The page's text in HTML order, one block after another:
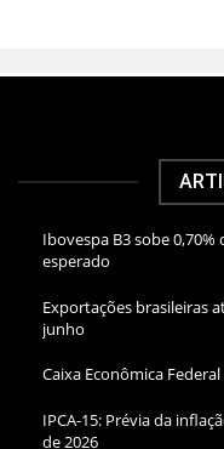
Ibovespa B3 sobe
esperado
Exportações brasileiras
junho
Caixa Econômica
IPCA-15: Prévia da
de 2026